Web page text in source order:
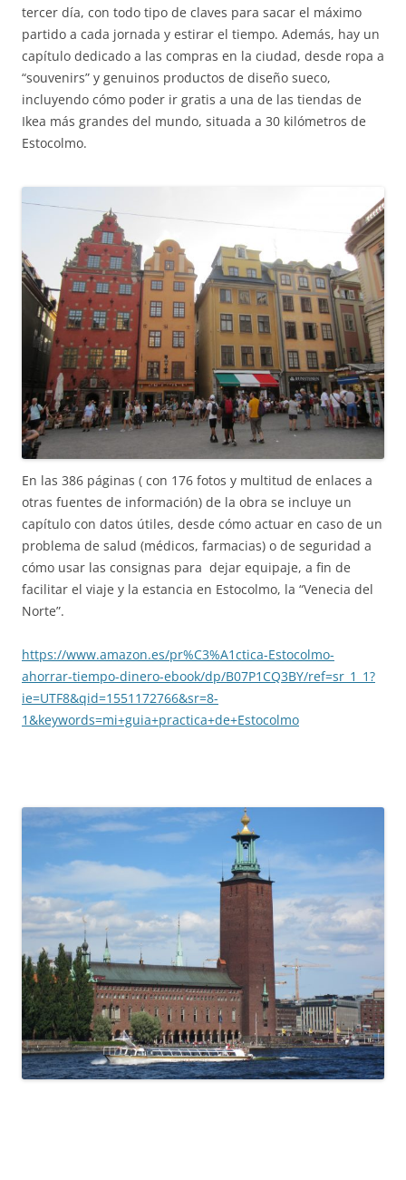
tercer día, con todo tipo de claves para sacar el máximo
partido a cada jornada y estirar el tiempo. Además, hay un
capítulo dedicado a las compras en la ciudad, desde ropa a
“souvenirs” y genuinos productos de diseño sueco,
incluyendo cómo poder ir gratis a una de las tiendas de
Ikea más grandes del mundo, situada a 30 kilómetros de
Estocolmo.
En las 386 páginas ( con 176 fotos y multitud de enlaces a
otras fuentes de información) de la obra se incluye un
capítulo con datos útiles, desde cómo actuar en caso de un
problema de salud (médicos, farmacias) o de seguridad a
cómo usar las consignas para dejar equipaje, a fin de
facilitar el viaje y la estancia en Estocolmo, la “Venecia del
Norte”.
https://www.amazon.es/pr%C3%A1ctica-Estocolmo-
ahorrar-tiempo-dinero-ebook/dp/B07P1CQ3BY/ref=sr_1_1?
ie=UTF8&qid=1551172766&sr=8-
1&keywords=mi+guia+practica+de+Estocolmo